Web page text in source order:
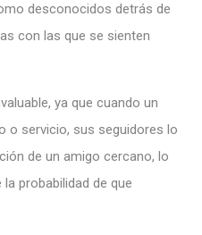
desconocidos detrás de
con las que se sienten
ya que cuando un
o servicio, sus seguidores lo
de un amigo cercano, lo
probabilidad de que